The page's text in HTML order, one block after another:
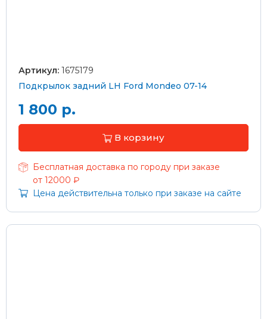
Артикул: 1675179
Подкрылок задний LH Ford Mondeo 07-14
1 800 р.
В корзину
Бесплатная доставка по городу при заказе
от 12000 ₽
Цена действительна только при заказе на сайте